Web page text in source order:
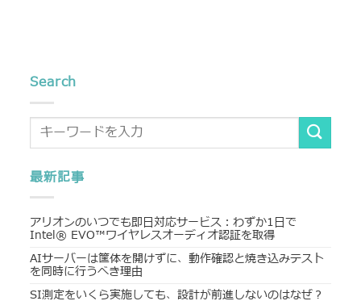
Search
最新記事
アリオンのいつでも即日対応サービス：わずか1日で
Intel® EVO™ワイヤレスオーディオ認証を取得
AIサーバーは筐体を開けずに、動作確認と焼き込みテスト
を同時に行うべき理由
SI測定をいくら実施しても、設計が前進しないのはなぜ？